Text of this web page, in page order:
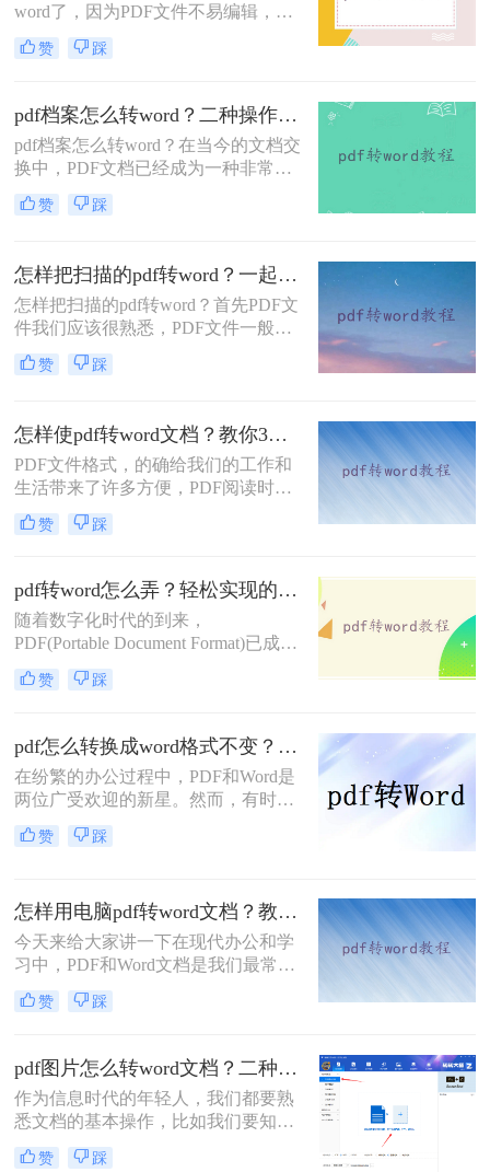
word了，因为PDF文件不易编辑，所
以想要编辑里面的内容就得要转换成
容易编辑的Word文档，那么pdf表格
好用的工具，大家可以试试下面这些
方法。
赞 踩
pdf档案怎么转word？二种操作方法分享给你！
pdf档案怎么转word？在当今的文档交
换中，PDF文档已经成为一种非常常
见的格式。但是，有时你可能需要将
PDF转换为Word文档以进行编辑。这
大家介绍二种转换方法。
赞 踩
怎样把扫描的pdf转word？一起看看原生和扫描文件转换区别！
怎样把扫描的pdf转word？首先PDF文
件我们应该很熟悉，PDF文件一般分
为原生版PDF文件/扫描件PDF文件，
原生的PDF文件用普通的PDF转换器
件。
赞 踩
怎样使pdf转word文档？教你3个方法！
PDF文件格式，的确给我们的工作和
生活带来了许多方便，PDF阅读时，
可以固定版面不跳格式，但是PDF也
并非万能的使用场景，比如PDF的内
选择PDF格式的内容需要更好的时
候，就会比较麻烦，选择PDF格式的
时候，PDF格式也不是万能的，比如
编辑内容的时候，就会比较麻烦，需
要转换成Word的格式，但是怎样使
pdf转word文档需要用PDF转换工具，
的方法。
赞 踩
pdf转word怎么弄？轻松实现的四种方法！
随着数字化时代的到来，
PDF(Portable Document Format)已成为
最受欢迎的文档格式之一，因其在各
种设备上的可视性和稳定性而备受推
为Word文档可能是必要的，这使得编
辑、修改和重新格式化文本变得更加
便捷。以下是pdf转word怎么弄的方
法，可以帮助您将PDF文件迅速转换
为可编辑的Word文档。
赞 踩
pdf怎么转换成word格式不变？试试这几种方法吧！
在纷繁的办公过程中，PDF和Word是
两位广受欢迎的新星。然而，有时候
我们却陷入了一个尴尬的困境：pdf怎
么转换成word格式不变？好消息是，
般，让我们能够在不改变内容和格式
的前提下，实现这一转换。不过可能
还是有的小伙伴不太了解PDF怎么转
来看看~
赞 踩
怎样用电脑pdf转word文档？教你4个方法!
今天来给大家讲一下在现代办公和学
习中，PDF和Word文档是我们最常用
的文件格式之一。有时候，我们需要
将PDF文件中的内容转换成Word文档
转换非常方便和高效，本文将详细介
绍怎样用电脑pdf转word文档方法。希
望这篇文章能够帮助大家顺利完成转
换任务，提高工作效率。
赞 踩
pdf图片怎么转word文档？二种操作方法分享给你!
作为信息时代的年轻人，我们都要熟
悉文档的基本操作，比如我们要知道
很多图片是pdf的格式，因为这种格式
安全性高，稳定性强。但是有的时
赞 踩